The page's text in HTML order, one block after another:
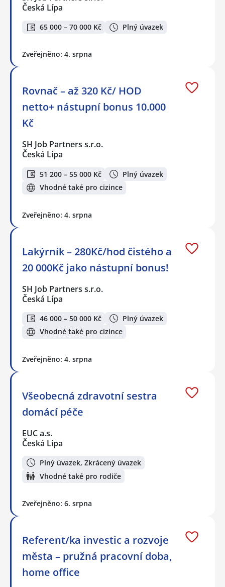
Česká Lípa
65 000 – 70 000 Kč Plný úvazek
Zveřejněno: 4. srpna
Rovnač – až 320 Kč/ HOD
netto+ nástupní bonus 10.000
Kč
SH Job Partners s.r.o.
Česká Lípa
51 200 – 55 000 Kč
Plný úvazek
Vhodné také pro cizince
Zveřejněno: 4. srpna
Lakýrník – 280Kč/hod čistého a
20 000Kč jako nástupní bonus!
SH Job Partners s.r.o.
Česká Lípa
46 000 – 50 000 Kč
Plný úvazek
Vhodné také pro cizince
Zveřejněno: 4. srpna
Všeobecná zdravotní sestra
domácí péče
EUC a.s.
Česká Lípa
Plný úvazek, Zkrácený úvazek
Vhodné také pro rodiče
Zveřejněno: 6. srpna
Referent/ka investic a rozvoje
města – pružná pracovní doba,
home office